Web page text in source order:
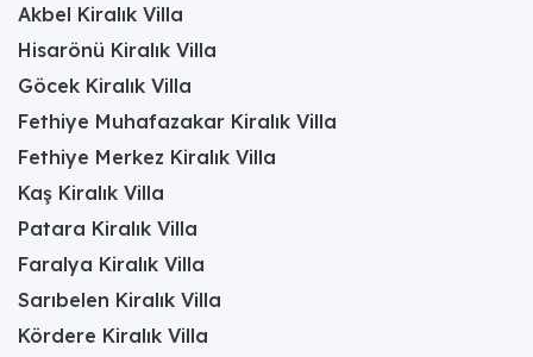
Akbel Kiralık Villa
Hisarönü Kiralık Villa
Göcek Kiralık Villa
Fethiye Muhafazakar Kiralık Villa
Fethiye Merkez Kiralık Villa
Kaş Kiralık Villa
Patara Kiralık Villa
Faralya Kiralık Villa
Sarıbelen Kiralık Villa
Kördere Kiralık Villa